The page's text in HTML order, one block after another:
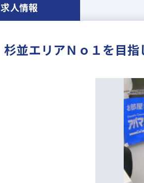
求人情報
杉並エリアＮｏ１を目